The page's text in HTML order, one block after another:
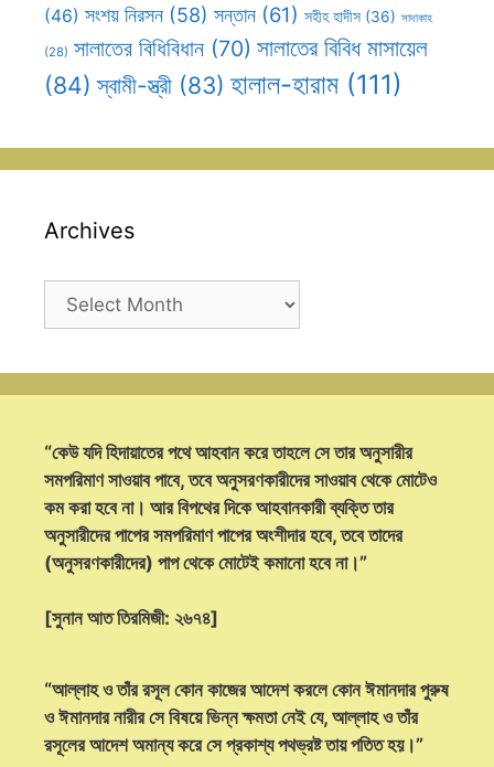
(46) সংশয় নিরসন (58) সন্তান (61) সহীহ হাদীস (36) সাদাকাহ
(28) সালাতের বিধিবিধান (70) সালাতের বিবিধ মাসায়েল
(84) স্বামী-স্ত্রী (83) হালাল-হারাম (111)
Archives
Archives
“কেউ যদি হিদায়াতের পথে আহবান করে তাহলে সে তার অনুসারীর
সমপরিমাণ সাওয়াব পাবে, তবে অনুসরণকারীদের সাওয়াব থেকে মোটেও
কম করা হবে না। আর বিপথের দিকে আহবানকারী ব্যক্তি তার
অনুসারীদের পাপের সমপরিমাণ পাপের অংশীদার হবে, তবে তাদের
(অনুসরণকারীদের) পাপ থেকে মোটেই কমানো হবে না।”
[সুনান আত তিরমিজী: ২৬৭৪]
“আল্লাহ ও তাঁর রসূল কোন কাজের আদেশ করলে কোন ঈমানদার পুরুষ
ও ঈমানদার নারীর সে বিষয়ে ভিন্ন ক্ষমতা নেই যে, আল্লাহ ও তাঁর
রসূলের আদেশ অমান্য করে সে প্রকাশ্য পথভ্রষ্ট তায় পতিত হয়।”